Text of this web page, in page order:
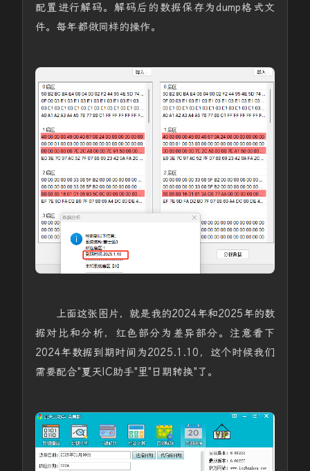
配置进行解码。解码后的数据保存为dump格式文
件。每年都做同样的操作。
上面这张图片，就是我的2024年和2025年的数
据对比和分析，红色部分为差异部分。注意看下
2024年数据到期时间为2025.1.10，这个时候我们
需要配合"夏天IC助手"里"日期转换"了。